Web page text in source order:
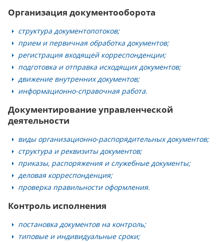
Организация документооборота
структура документопотоков;
прием и первичная обработка документов;
регистрация входящей корреспонденции;
подготовка и отправка исходящих документов;
движение внутренних документов;
информационно-справочная работа.
Документирование управленческой
деятельности
виды организационно-распорядительных документов;
структура и реквизиты документов;
приказы, распоряжения и служебные документы;
деловая корреспонденция;
проверка правильности оформления.
Контроль исполнения
постановка документов на контроль;
типовые и индивидуальные сроки;